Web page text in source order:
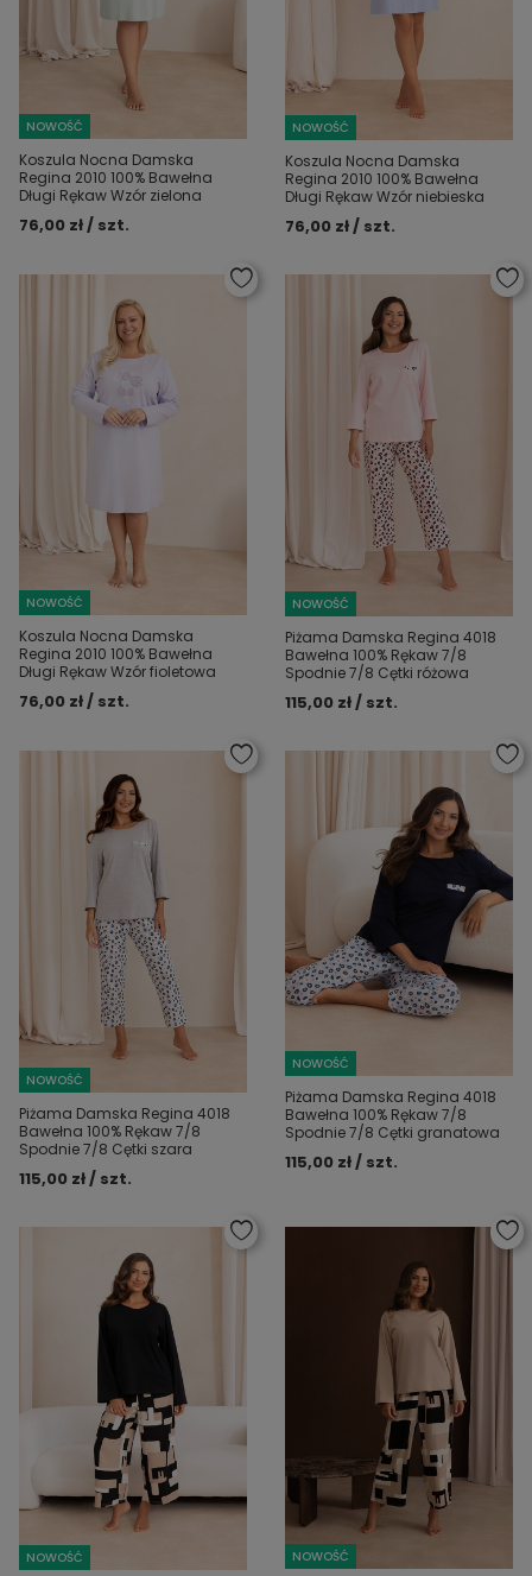
NOWOŚĆ
Koszula Nocna Damska
Regina 2010 100% Bawełna
Długi Rękaw Wzór zielona
76,00 zł / szt.
NOWOŚĆ
Koszula Nocna Damska
Regina 2010 100% Bawełna
Długi Rękaw Wzór niebieska
76,00 zł / szt.
NOWOŚĆ
Koszula Nocna Damska
Regina 2010 100% Bawełna
Długi Rękaw Wzór fioletowa
76,00 zł / szt.
NOWOŚĆ
Piżama Damska Regina 4018
Bawełna 100% Rękaw 7/8
Spodnie 7/8 Cętki różowa
115,00 zł / szt.
NOWOŚĆ
Piżama Damska Regina 4018
Bawełna 100% Rękaw 7/8
Spodnie 7/8 Cętki szara
115,00 zł / szt.
NOWOŚĆ
Piżama Damska Regina 4018
Bawełna 100% Rękaw 7/8
Spodnie 7/8 Cętki granatowa
115,00 zł / szt.
NOWOŚĆ NOWOŚĆ